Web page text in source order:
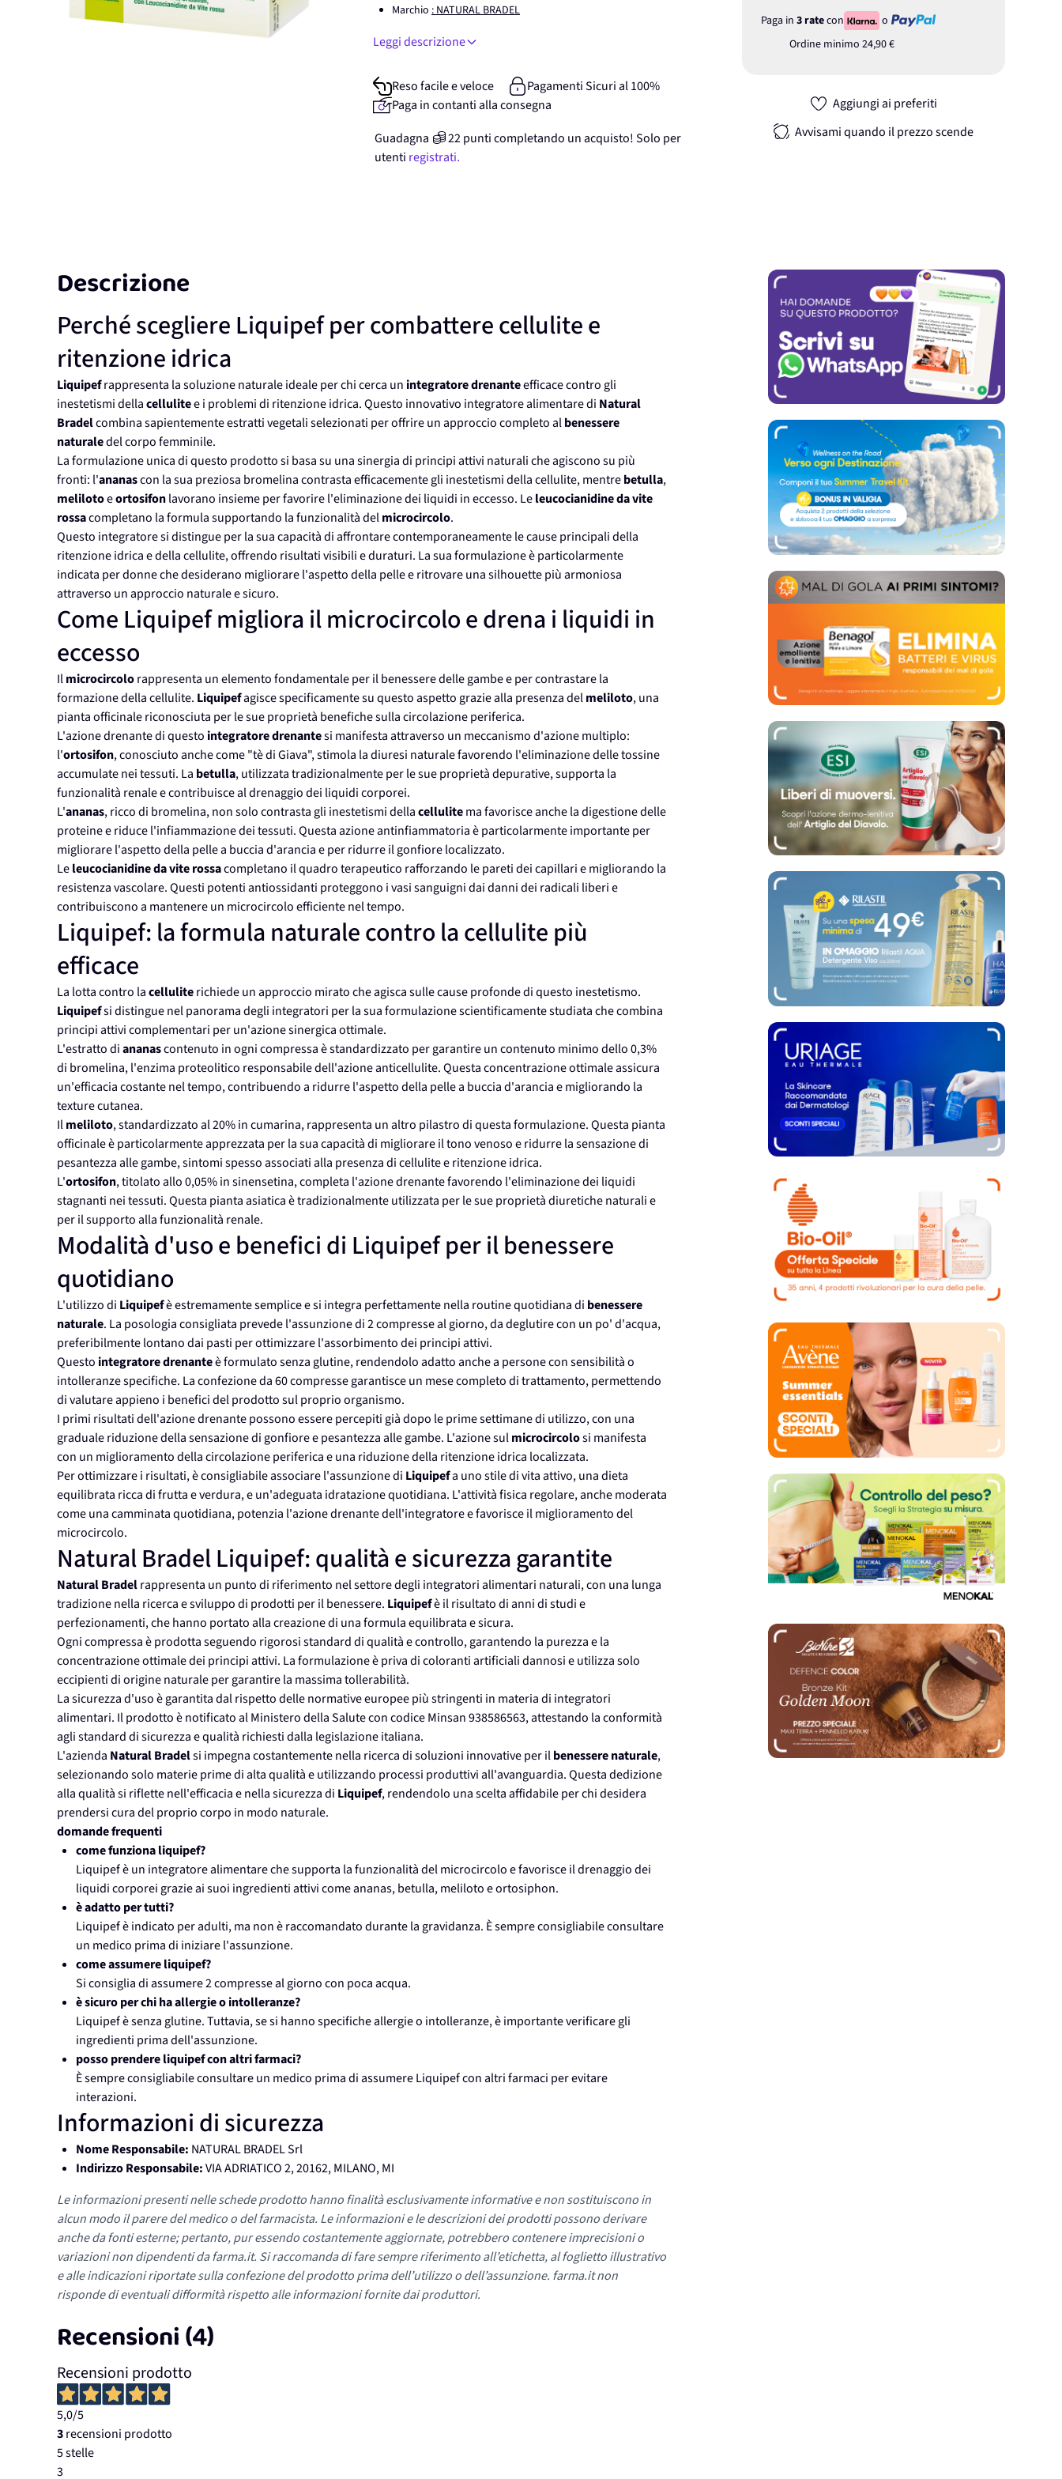
Paga in 3 ratecon
o
Ordine minimo 24,90 €
Aggiungi ai preferiti
Avvisami quando il prezzo scende
Marchio : NATURAL BRADEL
Leggi descrizione
Reso facile e veloce
Pagamenti Sicuri al 100%
Paga in contanti alla consegna
Guadagna
22punticompletando un acquisto! Solo per
utenti registrati.
Descrizione
Perché scegliere Liquipef per combattere cellulite e
ritenzione idrica
Liquipefrappresenta la soluzione naturale ideale per chi cerca un integratore drenanteefficace contro gli
inestetismi dellacellulitee i problemi di ritenzione idrica. Questo innovativo integratore alimentare di Natural
Bradelcombina sapientemente estratti vegetali selezionati per offrire un approccio completo albenessere
naturaledel corpo femminile.
La formulazione unica di questo prodotto si basa su una sinergia di principi attivi naturali che agiscono su più
fronti: l'ananascon la sua preziosa bromelina contrasta efficacemente gli inestetismi della cellulite, mentrebetulla,
melilotoeortosifonlavorano insieme per favorire l'eliminazione dei liquidi in eccesso. Leleucocianidine da vite
rossacompletano la formula supportando la funzionalità delmicrocircolo.
Questo integratore si distingue per la sua capacità di affrontare contemporaneamente le cause principali della
ritenzione idrica e della cellulite, offrendo risultati visibili e duraturi. La sua formulazione è particolarmente
indicata per donne che desiderano migliorare l'aspetto della pelle e ritrovare una silhouette più armoniosa
attraverso un approccio naturale e sicuro.
Come Liquipef migliora il microcircolo e drena i liquidi in
eccesso
Ilmicrocircolorappresenta un elemento fondamentale per il benessere delle gambe e per contrastare la
formazione della cellulite. Liquipefagisce specificamente su questo aspetto grazie alla presenza delmeliloto, una
pianta officinale riconosciuta per le sue proprietà benefiche sulla circolazione periferica.
L'azione drenante di questo integratore drenantesi manifesta attraverso un meccanismo d'azione multiplo:
l'ortosifon, conosciuto anche come "tè di Giava", stimola la diuresi naturale favorendo l'eliminazione delle tossine
accumulate nei tessuti. La betulla, utilizzata tradizionalmente per le sue proprietà depurative, supporta la
funzionalità renale e contribuisce al drenaggio dei liquidi corporei.
L'ananas, ricco di bromelina, non solo contrasta gli inestetismi dellacellulitema favorisce anche la digestione delle
proteine e riduce l'infiammazione dei tessuti. Questa azione antinfiammatoria è particolarmente importante per
migliorare l'aspetto della pelle a buccia d'arancia e per ridurre il gonfiore localizzato.
Leleucocianidine da vite rossacompletano il quadro terapeutico rafforzando le pareti dei capillari e migliorando la
resistenza vascolare. Questi potenti antiossidanti proteggono i vasi sanguigni dai danni dei radicali liberi e
contribuiscono a mantenere un microcircolo efficiente nel tempo.
Liquipef: la formula naturale contro la cellulite più
efficace
La lotta contro lacelluliterichiede un approccio mirato che agisca sulle cause profonde di questo inestetismo.
Liquipefsi distingue nel panorama degli integratori per la sua formulazione scientificamente studiata che combina
principi attivi complementari per un'azione sinergica ottimale.
L'estratto diananascontenuto in ogni compressa è standardizzato per garantire un contenuto minimo dello 0,3%
di bromelina, l'enzima proteolitico responsabile dell'azione anticellulite. Questa concentrazione ottimale assicura
un'efficacia costante nel tempo, contribuendo a ridurre l'aspetto della pelle a buccia d'arancia e migliorando la
texture cutanea.
Ilmeliloto, standardizzato al 20% in cumarina, rappresenta un altro pilastro di questa formulazione. Questa pianta
officinale è particolarmente apprezzata per la sua capacità di migliorare il tono venoso e ridurre la sensazione di
pesantezza alle gambe, sintomi spesso associati alla presenza di cellulite e ritenzione idrica.
L'ortosifon, titolato allo 0,05% in sinensetina, completa l'azione drenante favorendo l'eliminazione dei liquidi
stagnanti nei tessuti. Questa pianta asiatica è tradizionalmente utilizzata per le sue proprietà diuretiche naturali e
per il supporto alla funzionalità renale.
Modalità d'uso e benefici di Liquipef per il benessere
quotidiano
L'utilizzo di Liquipefè estremamente semplice e si integra perfettamente nella routine quotidiana di benessere
naturale. La posologia consigliata prevede l'assunzione di 2 compresse al giorno, da deglutire con un po' d'acqua,
preferibilmente lontano dai pasti per ottimizzare l'assorbimento dei principi attivi.
Questo integratore drenanteè formulato senza glutine, rendendolo adatto anche a persone con sensibilità o
intolleranze specifiche. La confezione da 60 compresse garantisce un mese completo di trattamento, permettendo
di valutare appieno i benefici del prodotto sul proprio organismo.
I primi risultati dell'azione drenante possono essere percepiti già dopo le prime settimane di utilizzo, con una
graduale riduzione della sensazione di gonfiore e pesantezza alle gambe. L'azione sulmicrocircolosi manifesta
con un miglioramento della circolazione periferica e una riduzione della ritenzione idrica localizzata.
Per ottimizzare i risultati, è consigliabile associare l'assunzione di Liquipefa uno stile di vita attivo, una dieta
equilibrata ricca di frutta e verdura, e un'adeguata idratazione quotidiana. L'attività fisica regolare, anche moderata
come una camminata quotidiana, potenzia l'azione drenante dell'integratore e favorisce il miglioramento del
microcircolo.
Natural Bradel Liquipef: qualità e sicurezza garantite
Natural Bradelrappresenta un punto di riferimento nel settore degli integratori alimentari naturali, con una lunga
tradizione nella ricerca e sviluppo di prodotti per il benessere. Liquipefè il risultato di anni di studi e
perfezionamenti, che hanno portato alla creazione di una formula equilibrata e sicura.
Ogni compressa è prodotta seguendo rigorosi standard di qualità e controllo, garantendo la purezza e la
concentrazione ottimale dei principi attivi. La formulazione è priva di coloranti artificiali dannosi e utilizza solo
eccipienti di origine naturale per garantire la massima tollerabilità.
La sicurezza d'uso è garantita dal rispetto delle normative europee più stringenti in materia di integratori
alimentari. Il prodotto è notificato al Ministero della Salute con codice Minsan 938586563, attestando la conformità
agli standard di sicurezza e qualità richiesti dalla legislazione italiana.
L'azienda Natural Bradelsi impegna costantemente nella ricerca di soluzioni innovative per ilbenessere naturale,
selezionando solo materie prime di alta qualità e utilizzando processi produttivi all'avanguardia. Questa dedizione
alla qualità si riflette nell'efficacia e nella sicurezza di Liquipef, rendendolo una scelta affidabile per chi desidera
prendersi cura del proprio corpo in modo naturale.
domande frequenti
come funziona liquipef?
Liquipef è un integratore alimentare che supporta la funzionalità del microcircolo e favorisce il drenaggio dei
liquidi corporei grazie ai suoi ingredienti attivi come ananas, betulla, meliloto e ortosiphon.
è adatto per tutti?
Liquipef è indicato per adulti, ma non è raccomandato durante la gravidanza. È sempre consigliabile consultare
un medico prima di iniziare l'assunzione.
come assumere liquipef?
Si consiglia di assumere 2 compresse al giorno con poca acqua.
è sicuro per chi ha allergie o intolleranze?
Liquipef è senza glutine. Tuttavia, se si hanno specifiche allergie o intolleranze, è importante verificare gli
ingredienti prima dell'assunzione.
posso prendere liquipef con altri farmaci?
È sempre consigliabile consultare un medico prima di assumere Liquipef con altri farmaci per evitare
interazioni.
Informazioni di sicurezza
Nome Responsabile: NATURAL BRADEL Srl
Indirizzo Responsabile:VIA ADRIATICO 2, 20162, MILANO, MI
Le informazioni presenti nelle schede prodotto hanno finalità esclusivamente informative e non sostituiscono in
alcun modo il parere del medico o del farmacista. Le informazioni e le descrizioni dei prodotti possono derivare
anche da fonti esterne; pertanto, pur essendo costantemente aggiornate, potrebbero contenere imprecisioni o
variazioni non dipendenti da farma.it. Si raccomanda di fare sempre riferimento all’etichetta, al foglietto illustrativo
e alle indicazioni riportate sulla confezione del prodotto prima dell’utilizzo o dell’assunzione. farma.it non
risponde di eventuali difformità rispetto alle informazioni fornite dai produttori.
Recensioni (4)
Recensioni prodotto
5,0/5
3recensioni prodotto
5 stelle
3